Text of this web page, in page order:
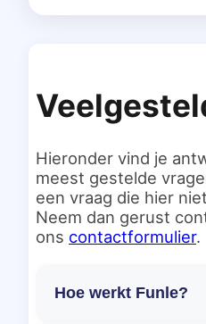
Hieronder vind je
meest gestelde
een vraag die hier
Neem dan gerust
ons contactformulier.
Hoe werkt Funle?